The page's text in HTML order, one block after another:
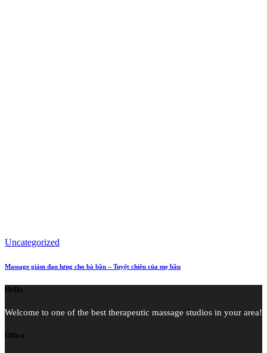
Uncategorized
Massage giảm đau lưng cho bà bầu – Tuyệt chiêu của mẹ bầu
Hello
Welcome to one of the best therapeutic massage studios in your area!
Office